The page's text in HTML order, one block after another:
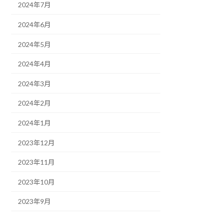
2024年7月
2024年6月
2024年5月
2024年4月
2024年3月
2024年2月
2024年1月
2023年12月
2023年11月
2023年10月
2023年9月